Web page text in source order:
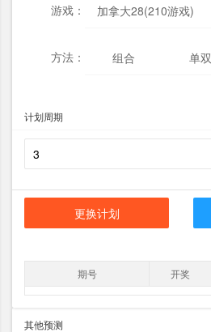
游戏： 加拿大28(210游戏)
方法： 组合 单双
计划周期
更换计划
期号 开奖
其他预测